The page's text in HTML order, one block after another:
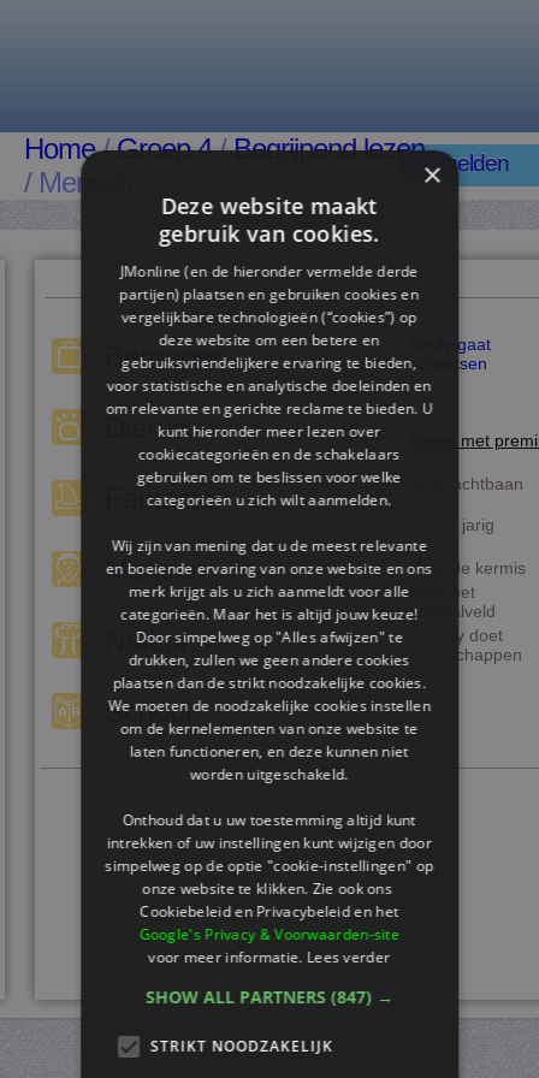
Home/Groep 4/Begrijpend lezen
/ Mensen
Aanmelden
Beroepen
Dieren
Fantasie
Mensen
Natuur
School
Cindy gaat
schaatsen
Alleen met
In de achtbaan
Liza is jarig
Naar de kermis
Naar het
voetbalveld
Wesley doet
boodschappen
×
Deze website maakt
gebruik van cookies.
JMonline (en de hieronder vermelde derde
partijen) plaatsen en gebruiken cookies en
vergelijkbare technologieën (“cookies”) op
deze website om een ​​betere en
gebruiksvriendelijkere ervaring te bieden,
voor statistische en analytische doeleinden en
om relevante en gerichte reclame te bieden. U
kunt hieronder meer lezen over
cookiecategorieën en de schakelaars
gebruiken om te beslissen voor welke
categorieën u zich wilt aanmelden.
Wij zijn van mening dat u de meest relevante
en boeiende ervaring van onze website en ons
merk krijgt als u zich aanmeldt voor alle
categorieën. Maar het is altijd jouw keuze!
Door simpelweg op "Alles afwijzen" te
drukken, zullen we geen andere cookies
plaatsen dan de strikt noodzakelijke cookies.
We moeten de noodzakelijke cookies instellen
om de kernelementen van onze website te
laten functioneren, en deze kunnen niet
worden uitgeschakeld.
Onthoud dat u uw toestemming altijd kunt
intrekken of uw instellingen kunt wijzigen door
simpelweg op de optie "cookie-instellingen" op
onze website te klikken. Zie ook ons ​​
Cookiebeleid en Privacybeleid en het
Google's Privacy & Voorwaarden-site
voor meer informatie.Lees verder
SHOW ALL PARTNERS (847) →
STRIKT NOODZAKELIJK